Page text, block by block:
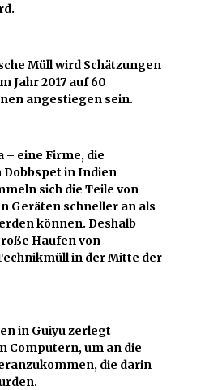
Müll wird Schätzungen
Jahr 2017 auf 60
angestiegen sein.
– eine Firme, die
in Indien
sich die Teile von
Geräten schneller an als
können. Deshalb
Haufen von
in der Mitte der
in Guiyu zerlegt
Computern, um an die
die darin